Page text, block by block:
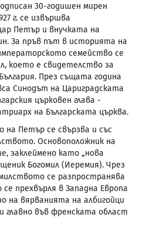
30-годишен мирен
г. се извършва
Петър и внучката на
За пръв път в историята на
семейство се
което е свидетелство за
През същата година
Синодът на Цариградската
църковен глава -
на Българската църква.
на Петър се свързва и със
Основоположник на
заклеймено като „нова
Богомил (Иеремия). Чрез
се разпространява
прехвърля в Западна Европа
на вярванията на албигойци
главно във френската област